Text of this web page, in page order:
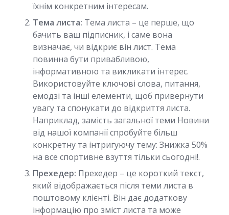
їхнім конкретним інтересам.
Тема листа: Тема листа – це перше, що
бачить ваш підписник, і саме вона
визначає, чи відкриє він лист. Тема
повинна бути привабливою,
інформативною та викликати інтерес.
Використовуйте ключові слова, питання,
емодзі та інші елементи, щоб привернути
увагу та спонукати до відкриття листа.
Наприклад, замість загальної теми Новини
від нашої компанії спробуйте більш
конкретну та інтригуючу тему: Знижка 50%
на все спортивне взуття тільки сьогодні!.
Прехедер: Прехедер – це короткий текст,
який відображається після теми листа в
поштовому клієнті. Він дає додаткову
інформацію про зміст листа та може